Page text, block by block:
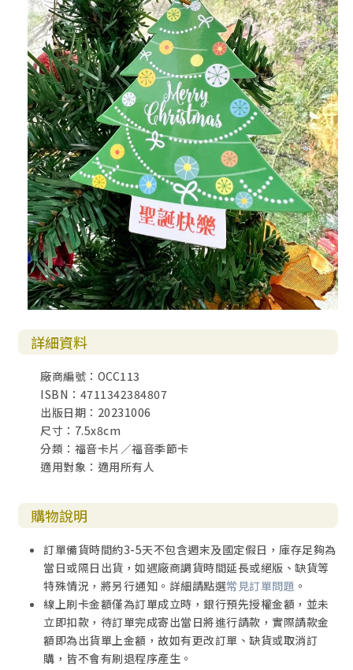
詳細資料
廠商編號：OCC113
ISBN：4711342384807
出版日期：20231006
尺寸：7.5x8cm
分類：福音卡片／福音季節卡
適用對象：適用所有人
購物說明
訂單備貨時間約3-5天不包含週末及國定假日，庫存足夠為
當日或隔日出貨，如遇廠商調貨時間延長或絕版、缺貨等
特殊情況，將另行通知。詳細請點選常見訂單問題 。
線上刷卡金額僅為訂單成立時，銀行預先授權金額，並未
立即扣款，待訂單完成寄出當日將進行請款，實際請款金
額即為出貨單上金額，故如有更改訂單、缺貨或取消訂
購，皆不會有刷退程序產生。